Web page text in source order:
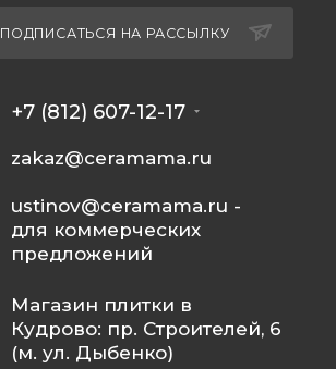
ПОДПИСАТЬСЯ НА РАССЫЛКУ
+7 (812) 607-12-17
zakaz@ceramama.ru
ustinov@ceramama.ru -
для коммерческих
предложений
Магазин плитки в
Кудрово: пр. Строителей, 6
(м. ул. Дыбенко)